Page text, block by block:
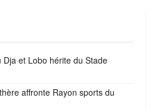
Dja et Lobo hérite du Stade
affronte Rayon sports du